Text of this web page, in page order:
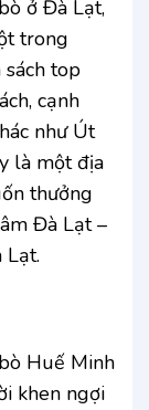
ở Đà Lạt,
trong
top
cạnh
như Út
là một địa
thưởng
Đà Lạt –
Lạt.
Huế Minh
khen ngợi